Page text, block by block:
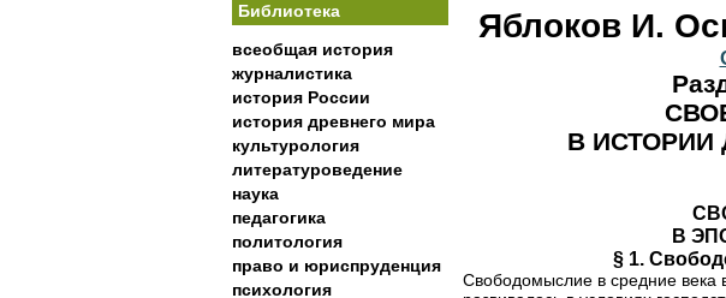
Библиотека
всеобщая история
журналистика
история России
история древнего мира
культурология
литературоведение
наука
педагогика
политология
право и юриспруденция
психология
Яблоков И.
В ИСТОРИИ
В
§ 1.
Свободомыслие в средние века